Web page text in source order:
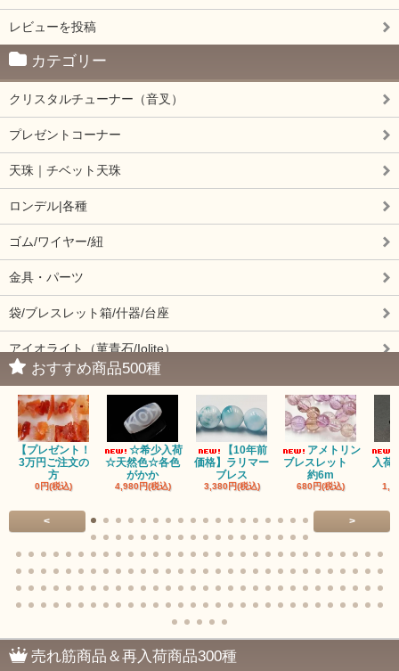
レビューを投稿
カテゴリー
クリスタルチューナー（音叉）
プレゼントコーナー
天珠｜チベット天珠
ロンデル|各種
ゴム/ワイヤー/紐
金具・パーツ
袋/ブレスレット箱/什器/台座
アイオライト（菫青石/Iolite）
アイドクレーズ（Idocrase）（別名ベスビアナイト）
アクアマリン（藍玉/藍柱石/Aquamarine）
アクチノライトインクォーツ（Actinolite/緑閃石）
赤瑪瑙（レッドアゲート/カーネリアン）
アゲート（瑪瑙/Agate）各種
おすすめ商品500種
【プレゼント！
3万円ご注文の
方
0円(税込)
☆希少入荷
☆天然色☆各色
がかか
4,980円(税込)
【10年前
価格】ラリマー
ブレス
3,380円(税込)
アメトリン
ブレスレット
約6m
680円(税込)
入荷
< >
売れ筋商品＆再入荷商品300種